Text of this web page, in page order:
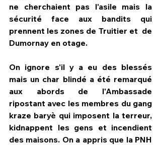
ne cherchaient pas l'asile mais la
sécurité face aux bandits qui
prennent les zones de Truitier et  de
Dumornay en otage.
On ignore s'il y a eu des blessés
mais un char blindé a été remarqué
aux abords de l'Ambassade
ripostant avec les membres du gang
kraze baryè qui imposent la terreur,
kidnappent les gens et incendient
des maisons. On a appris que la PNH